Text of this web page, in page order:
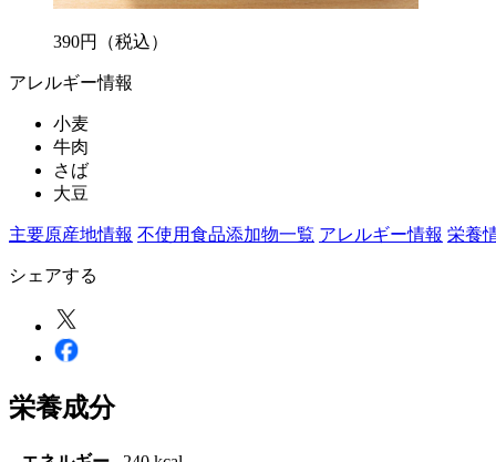
390円 （税込）
アレルギー情報
小麦
牛肉
さば
大豆
主要原産地情報 不使用食品添加物一覧 アレルギー情報 栄養
シェアする
栄養成分